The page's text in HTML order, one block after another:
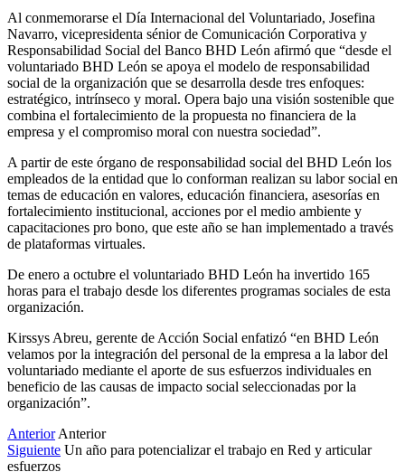
Al conmemorarse el Día Internacional del Voluntariado, Josefina
Navarro, vicepresidenta sénior de Comunicación Corporativa y
Responsabilidad Social del Banco BHD León afirmó que “desde el
voluntariado BHD León se apoya el modelo de responsabilidad
social de la organización que se desarrolla desde tres enfoques:
estratégico, intrínseco y moral. Opera bajo una visión sostenible que
combina el fortalecimiento de la propuesta no financiera de la
empresa y el compromiso moral con nuestra sociedad”.
A partir de este órgano de responsabilidad social del BHD León los
empleados de la entidad que lo conforman realizan su labor social en
temas de educación en valores, educación financiera, asesorías en
fortalecimiento institucional, acciones por el medio ambiente y
capacitaciones pro bono, que este año se han implementado a través
de plataformas virtuales.
De enero a octubre el voluntariado BHD León ha invertido 165
horas para el trabajo desde los diferentes programas sociales de esta
organización.
Kirssys Abreu, gerente de Acción Social enfatizó “en BHD León
velamos por la integración del personal de la empresa a la labor del
voluntariado mediante el aporte de sus esfuerzos individuales en
beneficio de las causas de impacto social seleccionadas por la
organización”.
Anterior Anterior
Siguiente Un año para potencializar el trabajo en Red y articular
esfuerzos